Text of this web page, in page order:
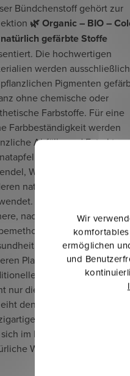
Wir
ermöglichen
und
Bündchenstoff gehört zur
🌿 Organic – BIO –
natürlich gefärbte Stoffe
Die hochwertigen
werden ausschließlich
Pigmenten
ohne chemische oder
Farbstoffe. Für eine
Farbbeständigkeit werden
Abfälle und Extrakte
Olivenblättern,
Walnussschalen und
natürlichen Quellen
Das Ergebnis ist eine
nachhaltige und
die sowohl die
der Menschen als
Planeten respektiert.
Färbetechnik schützt
nur die Umwelt, sondern
den Stoffen auch einen
dezent erdigen Look,
im Laufe der Zeit auf
Weise weiterentwickelt.